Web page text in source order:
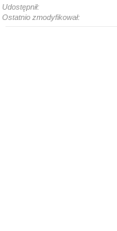
Udostępnił:
Ostatnio zmodyfikował: